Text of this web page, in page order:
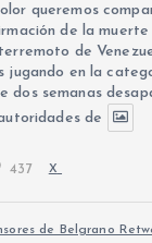
queremos
de la
de
jugando en la
dos semanas
de
437 X
de Belgrano